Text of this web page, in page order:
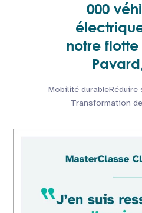
000
notre flotte
Mobilité durableRéduire
Transformation